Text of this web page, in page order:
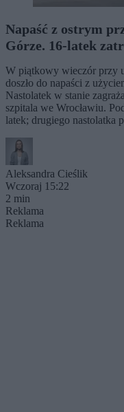
Napaść z ostrym
Górze. 16-latek
W piątkowy wieczór przy
doszło do napaści z
Nastolatek w stanie
szpitala we Wrocławiu.
latek; drugiego nastolatka
Aleksandra Cieślik
Wczoraj 15:22
2 min
Reklama
Reklama